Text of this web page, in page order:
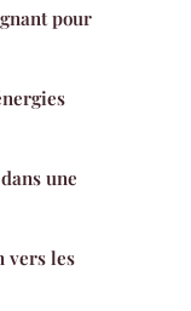
pour
une
vers les